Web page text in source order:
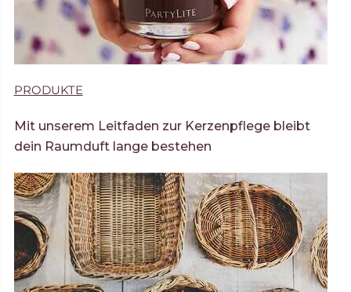
PRODUKTE
Mit unserem Leitfaden zur Kerzenpflege bleibt
dein Raumduft lange bestehen